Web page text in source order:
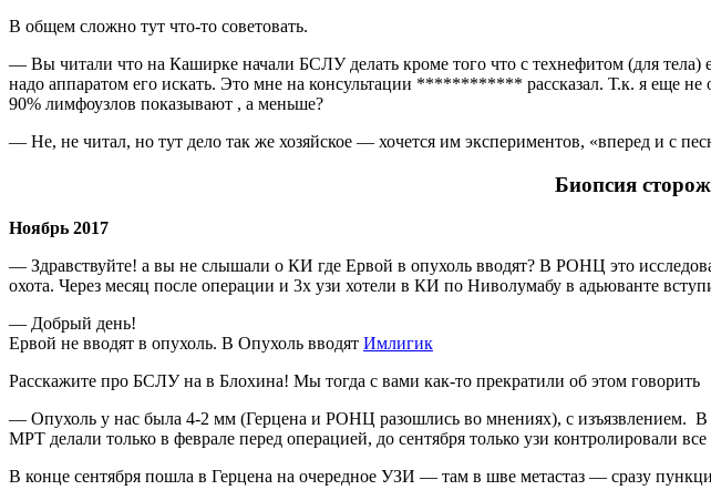
В общем сложно тут что-то советовать.
— Вы читали что на Каширке начали БСЛУ делать кроме того что с технефитом (для
надо аппаратом его искать. Это мне на консультации ************ рассказал. Т.к. я еще не
90% лимфоузлов показывают , а меньше?
— Не, не читал, но тут дело так же хозяйское — хочется им экспериментов, «вперед и с
Биопсия
Ноябрь 2017
— Здравствуйте! а вы не слышали о КИ где Ервой в опухоль вводят? В РОНЦ это
охота. Через месяц после операции и 3х узи хотели в КИ по Ниволумабу в адьюванте
— Добрый день!
Ервой не вводят в опухоль. В Опухоль вводят Имлигик
Расскажите про БСЛУ на в Блохина! Мы тогда с вами как-то прекратили об этом говорить
— Опухоль у нас была 4-2 мм (Герцена и РОНЦ разошлись во мнениях), с изъязвлением. В
МРТ делали только в феврале перед операцией, до сентября только узи контролировали
В конце сентября пошла в Герцена на очередное УЗИ — там в шве метастаз — сразу